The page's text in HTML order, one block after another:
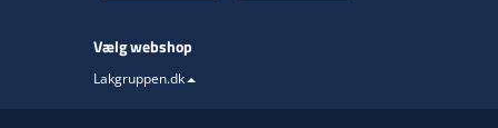
Vælg webshop
Lakgruppen.dk